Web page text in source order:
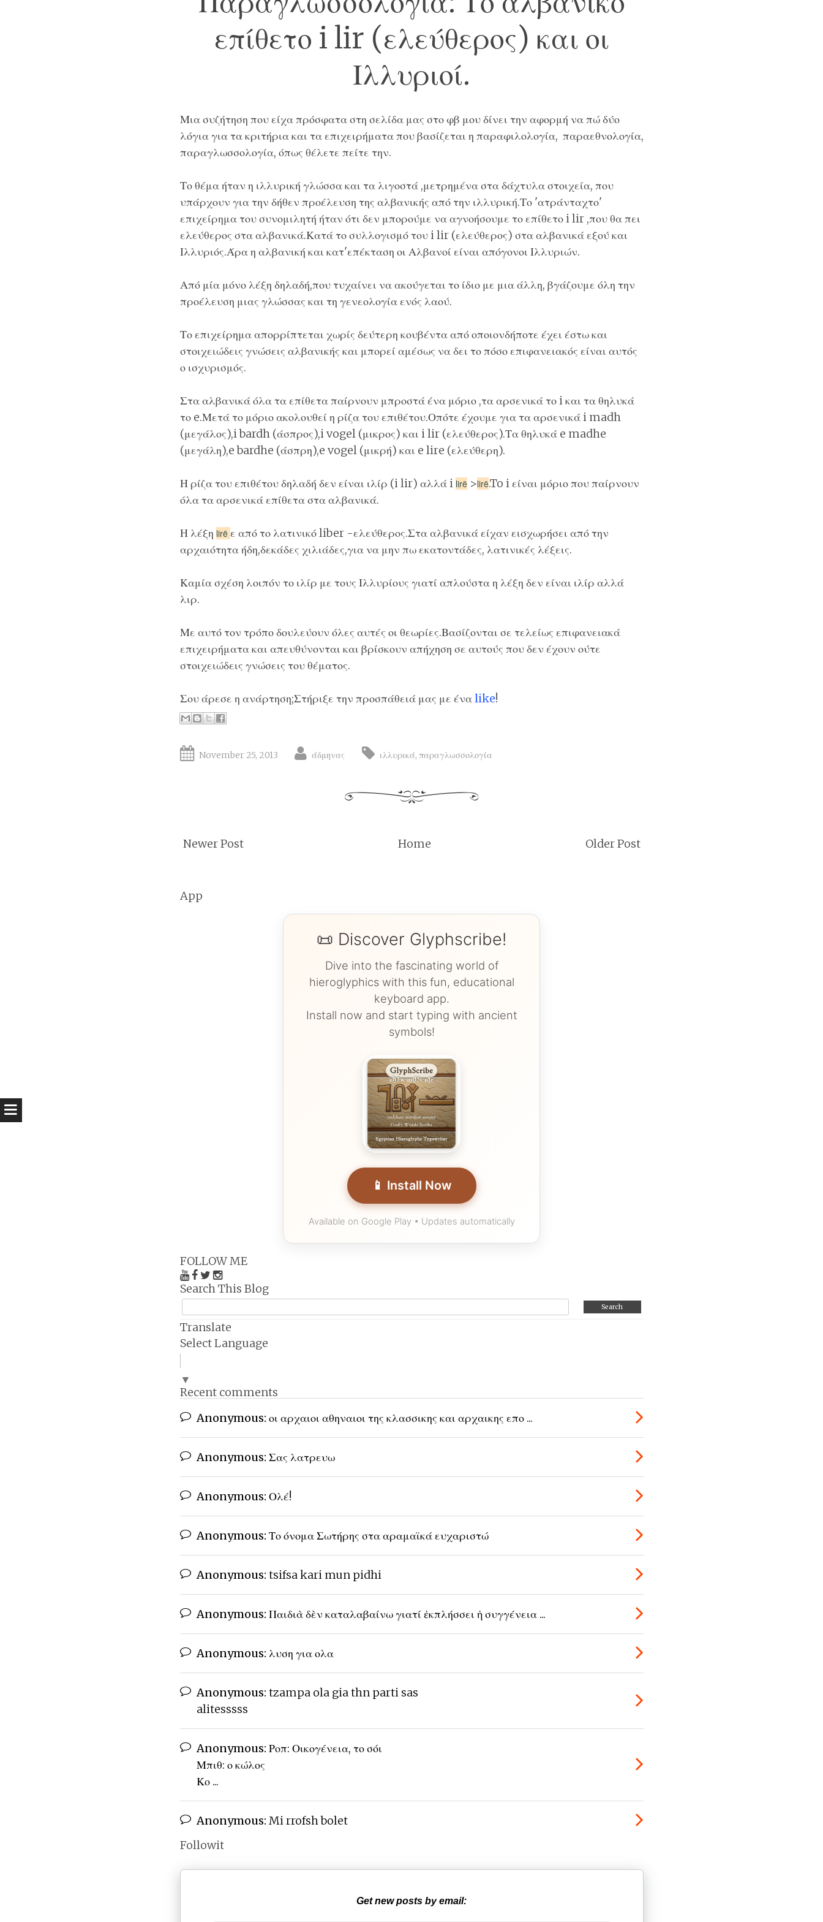
επίθετο i lir (ελεύθερος) και οι
Ιλλυριοί.
Μια συζήτηση που είχα πρόσφατα στη σελίδα μας στο φβ μου δίνει την αφορμή να πώ δύο
λόγια για τα κριτήρια και τα επιχειρήματα που βασίζεται η παραφιλολογία, παραεθνολογία,
παραγλωσσολογία, όπως θέλετε πείτε την.
Το θέμα ήταν η ιλλυρική γλώσσακαι τα λιγοστά ,μετρημένα στα δάχτυλα στοιχεία, που
υπάρχουν για την δήθεν προέλευση της αλβανικής από την ιλλυρική.Το 'ατράνταχτο'
επιχείρημα του συνομιλητή ήταν ότι δεν μπορούμε να αγνοήσουμε το επίθετο i lir ,που θα πει
ελεύθερος στα αλβανικά.Κατά το συλλογισμό του i lir (ελεύθερος) στα αλβανικά εξού και
Ιλλυριός.Άρα η αλβανική και κατ'επέκταση οι Αλβανοί είναι απόγονοι Ιλλυριών.
Από μία μόνο λέξη δηλαδή,που τυχαίνει να ακούγεται το ίδιο με μια άλλη, βγάζουμε όλη την
προέλευση μιας γλώσσας και τη γενεολογία ενός λαού.
Το επιχείρημα απορρίπτεται χωρίς δεύτερη κουβέντα από οποιονδήποτε έχει έστω και
στοιχειώδεις γνώσεις αλβανικής και μπορεί αμέσως να δει το πόσο επιφανειακός είναι αυτός
ο ισχυρισμός.
Στα αλβανικά όλα τα επίθετα παίρνουν μπροστά ένα μόριο ,τα αρσενικά το i και τα θηλυκά
το e.Μετά το μόριο ακολουθεί η ρίζα του επιθέτου.Οπότε έχουμε για τα αρσενικά i madh
(μεγάλος),i bardh (άσπρος),i vogel (μικρος) και i lir (ελεύθερος).Τα θηλυκά e madhe
(μεγάλη),e bardhe (άσπρη),e vogel (μικρή) και e lire (ελεύθερη).
Η ρίζα του επιθέτου δηλαδή δεν είναι ιλίρ (i lir) αλλά i lirë>lirë.To i είναι μόριο που παίρνουν
όλα τα αρσενικά επίθετα στα αλβανικά.
Η λέξη lirë ε από το λατινικό liber -ελεύθερος.Στα αλβανικά είχαν εισχωρήσει από την
αρχαιότητα ήδη,δεκάδες χιλιάδες,για να μην πω εκατοντάδες, λατινικές λέξεις.
Καμία σχέση λοιπόν το ιλίρ με τους Ιλλυρίους γιατί απλούστα η λέξη δεν είναι ιλίρ αλλά
λιρ.
Με αυτό τον τρόπο δουλεύουν όλες αυτές οι θεωρίες.Βασίζονται σε τελείως επιφανειακά
επιχειρήματα και απευθύνονται και βρίσκουν απήχηση σε αυτούς που δεν έχουν ούτε
στοιχειώδεις γνώσεις του θέματος.
Σου άρεσε η ανάρτηση;Στήριξε την προσπάθειά μας με έναlike!
November 25, 2013 άδμηνας ιλλυρικά, παραγλωσσολογία
Newer Post Older Post
Home
App
📜 Discover Glyphscribe!
Dive into the fascinating world of
hieroglyphics with this fun, educational
keyboard app.
Install now and start typing with ancient
symbols!
📱 Install Now
Available on Google Play • Updates automatically
FOLLOW ME
Search This Blog
Translate
Select Language
▼
Recent comments
Anonymous: οι αρχαιοι αθηναιοι της κλασσικης και αρχαικης επο ...
Anonymous: Σας λατρευω
Anonymous: Ολέ!
Anonymous: Το όνομα Σωτήρης στα αραμαϊκά ευχαριστώ
Anonymous: tsifsa kari mun pidhi
Anonymous: Παιδιὰ δὲν καταλαβαίνω γιατί ἐκπλήσσει ἡ συγγένεια ...
Anonymous: λυση για ολα
Anonymous: tzampa ola gia thn parti sas
alitesssss
Anonymous: Ροπ: Οικογένεια, το σόι
Μπιθ: ο κώλος
Κο ...
Anonymous: Mi rrofsh bolet
Followit
Get new posts by email: